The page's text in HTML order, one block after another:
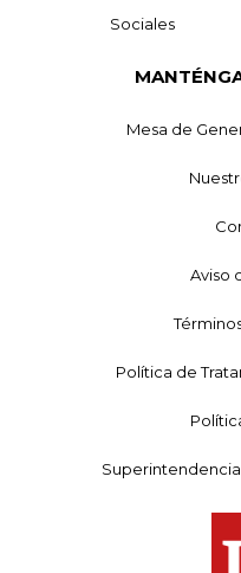
Sociales
Mesa de
Aviso
Política de